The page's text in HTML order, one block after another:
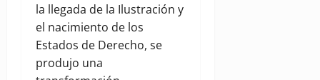
la llegada de la Ilustración y
el nacimiento de los
Estados de Derecho, se
produjo una